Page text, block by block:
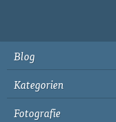
Blog
Kategorien
Fotografie